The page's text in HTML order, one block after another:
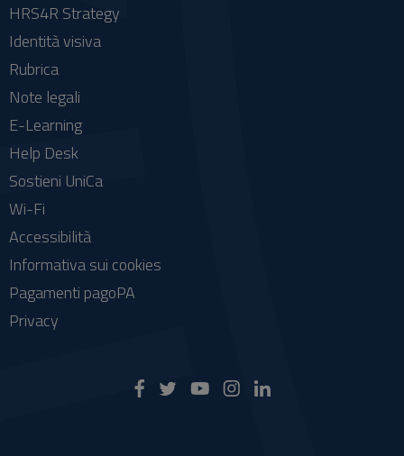
HRS4R Strategy
Identità visiva
Rubrica
Note legali
E-Learning
Help Desk
Sostieni UniCa
Wi-Fi
Accessibilità
Informativa sui cookies
Pagamenti pagoPA
Privacy